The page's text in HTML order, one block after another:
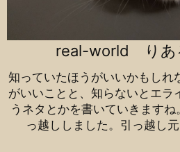
real-world りあ
知っていたほうがいいかもしれ
がいいことと、知らないとエラ
うネタとかを書いていきますね
っ越ししました。引っ越し